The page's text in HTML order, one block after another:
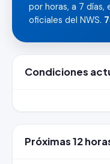
por horas, a 7 días,
oficiales del NWS.
Condiciones
Próximas 12